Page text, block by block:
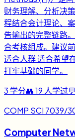
财务理解、分析决
程结合会计理论、
告输出的完整链路
合考核组成。建议
适合人群 适合希望
打牢基础的同学。
3 学分👥19 人学过💬
COMP SCI 7039/
Computer